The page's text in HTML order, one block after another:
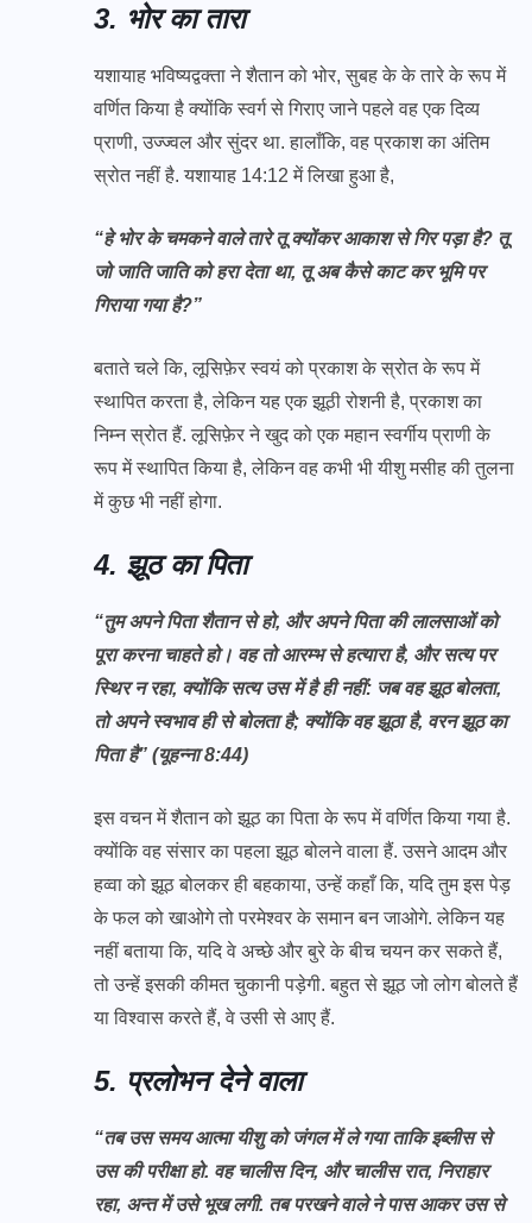
3. भोर का तारा
यशायाह भविष्यद्वक्ता ने शैतान को भोर, सुबह के के तारे के रूप में
वर्णित किया है क्योंकि स्वर्ग से गिराए जाने पहले वह एक दिव्य
प्राणी, उज्ज्वल और सुंदर था. हालाँकि, वह प्रकाश का अंतिम
स्रोत नहीं है. यशायाह 14:12 में लिखा हुआ है,
“हे भोर के चमकने वाले तारे तू क्योंकर आकाश से गिर पड़ा है? तू
जो जाति जाति को हरा देता था, तू अब कैसे काट कर भूमि पर
गिराया गया है?”
बताते चले कि, लूसिफ़ेर स्वयं को प्रकाश के स्रोत के रूप में
स्थापित करता है, लेकिन यह एक झूठी रोशनी है, प्रकाश का
निम्न स्रोत हैं. लूसिफ़ेर ने खुद को एक महान स्वर्गीय प्राणी के
रूप में स्थापित किया है, लेकिन वह कभी भी यीशु मसीह की तुलना
में कुछ भी नहीं होगा.
4. झूठ का पिता
“तुम अपने पिता शैतान से हो, और अपने पिता की लालसाओं को
पूरा करना चाहते हो। वह तो आरम्भ से हत्यारा है, और सत्य पर
स्थिर न रहा, क्योंकि सत्य उस में है ही नहीं: जब वह झूठ बोलता,
तो अपने स्वभाव ही से बोलता है; क्योंकि वह झूठा है, वरन झूठ का
पिता है” (यूहन्ना 8:44)
इस वचन में शैतान को झूठ का पिता के रूप में वर्णित किया गया है.
क्योंकि वह संसार का पहला झूठ बोलने वाला हैं. उसने आदम और
हव्वा को झूठ बोलकर ही बहकाया, उन्हें कहाँ कि, यदि तुम इस पेड़
के फल को खाओगे तो परमेश्वर के समान बन जाओगे. लेकिन यह
नहीं बताया कि, यदि वे अच्छे और बुरे के बीच चयन कर सकते हैं,
तो उन्हें इसकी कीमत चुकानी पड़ेगी. बहुत से झूठ जो लोग बोलते हैं
या विश्वास करते हैं, वे उसी से आए हैं.
5. प्रलोभन देने वाला
“तब उस समय आत्मा यीशु को जंगल में ले गया ताकि इब्लीस से
उस की परीक्षा हो. वह चालीस दिन, और चालीस रात, निराहार
रहा, अन्त में उसे भूख लगी. तब परखने वाले ने पास आकर उस से